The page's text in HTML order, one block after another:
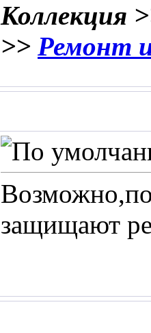
Коллекция
>> Ремонт
защищают